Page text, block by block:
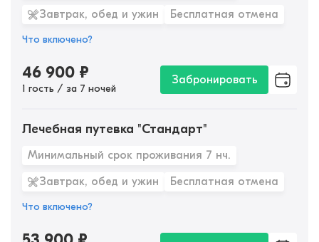
Завтрак, обед и ужин Бесплатная отмена
Что включено?
46 900 ₽
1 гость / за 7 ночей
Забронировать
Лечебная путевка "Стандарт"
Минимальный срок проживания 7 нч.
Завтрак, обед и ужин Бесплатная отмена
Что включено?